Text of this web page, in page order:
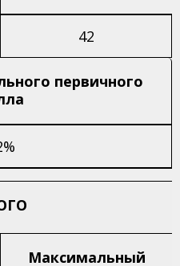
42
первичного
Максимальный